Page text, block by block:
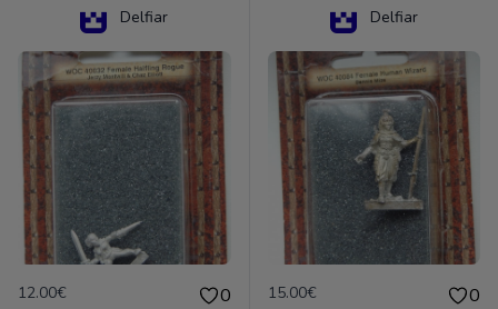
Delfiar
12.00€ 0
Delfiar
15.00€ 0